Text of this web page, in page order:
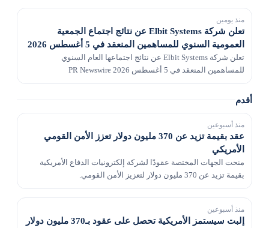
منذ يومين
تعلن شركة Elbit Systems عن نتائج اجتماع الجمعية
العمومية السنوي للمساهمين المنعقد في 5 أغسطس 2026
تعلن شركة Elbit Systems عن نتائج اجتماعها العام السنوي
للمساهمين المنعقد في 5 أغسطس 2026 PR Newswire
أقدم
منذ أسبوعين
عقد بقيمة تزيد عن 370 مليون دولار تعزز الأمن القومي
الأمريكي
منحت الجهات المختصة عقودًا لشركة إلكترونيات الدفاع الأمريكية
بقيمة تزيد عن 370 مليون دولار لتعزيز الأمن القومي.
منذ أسبوعين
إلبت سيستمز الأمريكية تحصل على عقود بـ370 مليون دولار